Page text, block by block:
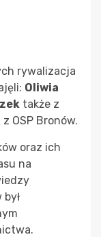
rywalizacja
Oliwia
także z
z OSP Bronów.
oraz ich
na